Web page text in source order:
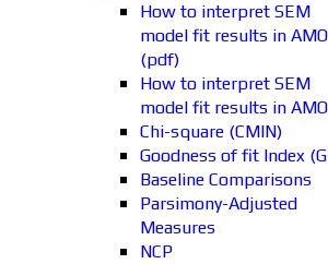
How to interpret SEM
model fit results in
(pdf)
How to interpret SEM
model fit results in
Chi-square (CMIN)
Goodness of fit Index
Baseline Comparisons
Parsimony-Adjusted
Measures
NCP